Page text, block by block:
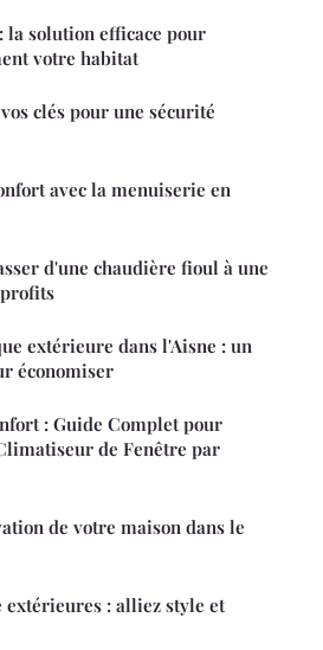
solution efficace pour
votre habitat
clés pour une sécurité
avec la menuiserie en
d'une chaudière fioul à une
extérieure dans l'Aisne : un
économiser
: Guide Complet pour
de Fenêtre par
de votre maison dans le
extérieures : alliez style et